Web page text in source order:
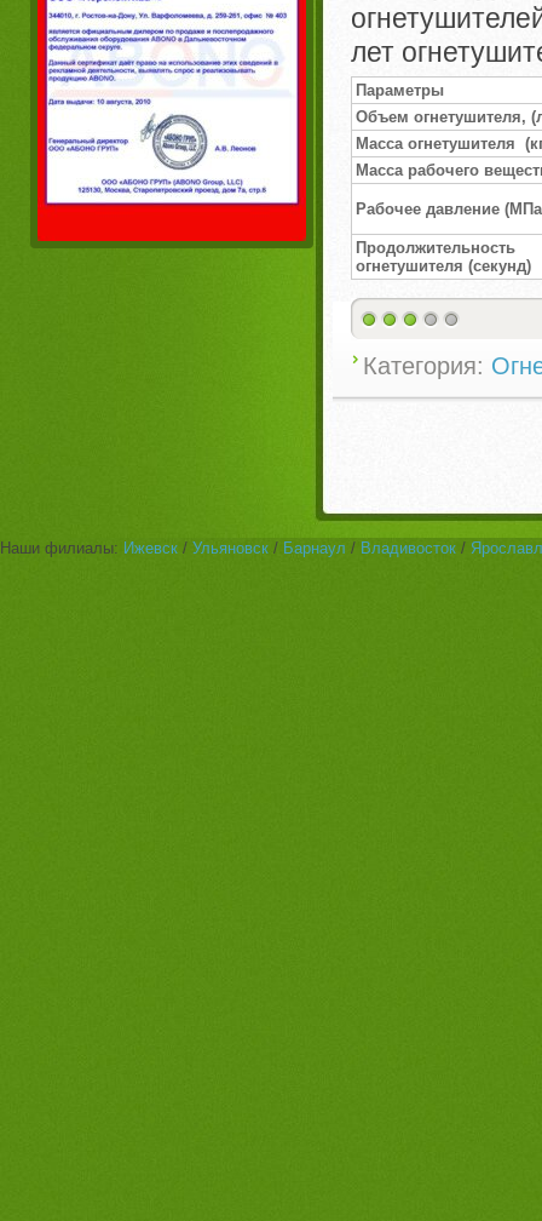
лет
Параметры
Объем огнетушителя,
Масса огнетушителя
Масса рабочего
Рабочее давление
огнетушителя (секунд)
Категория:
Наши филиалы: Ижевск / Ульяновск / Барнаул / Владивосток /